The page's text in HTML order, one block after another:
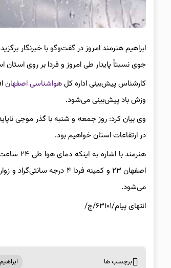
ابراهیم هنرمند امروز در گفت‌وگو با خبرنگار
جوی نسبتاً پایدار طی امروز و فردا بر روی استان
کارشناس پیش‌بینی اداره کلهواشناسی اصفهان
وزش باد پیش‌بینی می‌شود.
وی بیان کرد: روز جمعه و شنبه با گذر موجی
در ارتفاعات استان خواهیم بود.
می‌شود.
انتهای پیام/۶۳۱۰۱/ج/
برچسب ها